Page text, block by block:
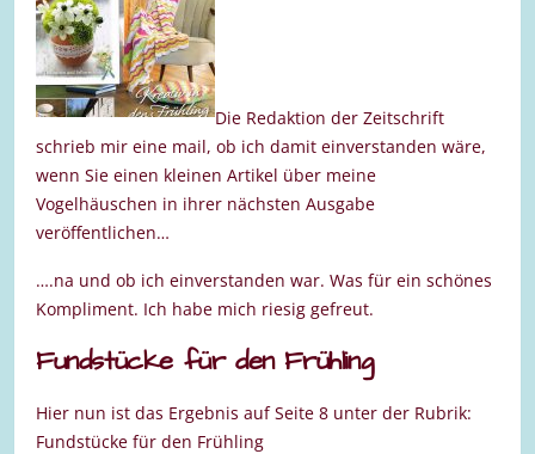
Die Redaktion der Zeitschrift
schrieb mir eine mail, ob ich damit einverstanden wäre,
wenn Sie einen kleinen Artikel über meine
Vogelhäuschen in ihrer nächsten Ausgabe
veröffentlichen…
….na und ob ich einverstanden war. Was für ein schönes
Kompliment. Ich habe mich riesig gefreut.
Fundstücke für den Frühling
Hier nun ist das Ergebnis auf Seite 8 unter der Rubrik:
Fundstücke für den Frühling